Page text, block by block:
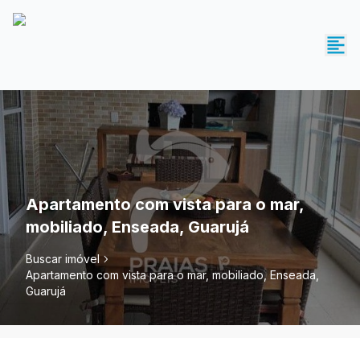
Apartamento com vista para o mar,
mobiliado, Enseada, Guarujá
Buscar imóvel
Apartamento com vista para o mar, mobiliado, Enseada,
Guarujá